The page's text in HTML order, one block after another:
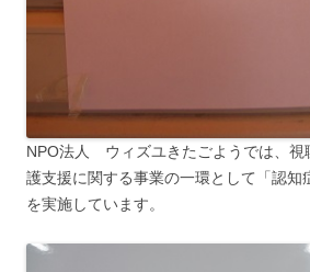
NPO法人 ウィズユきたごようでは、視
護支援に関する事業の一環として「認知
を実施しています。